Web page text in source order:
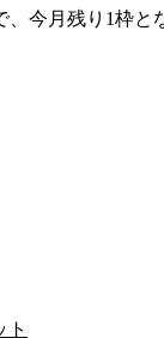
今月残り1枠と
ト